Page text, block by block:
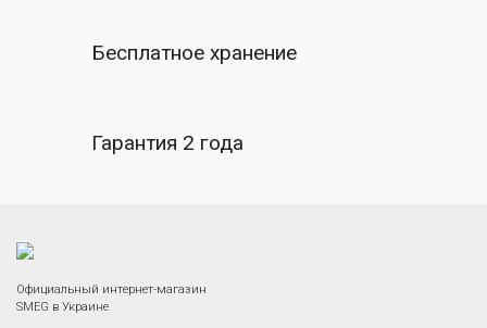
Бесплатное хранение
Гарантия 2 года
Официальный интернет-магазин
SMEG в Украине